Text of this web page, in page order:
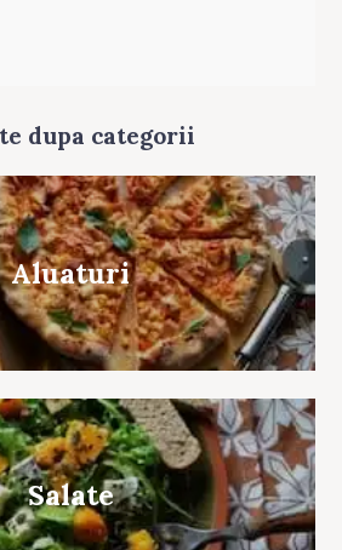
dupa categorii
Aluaturi
Salate